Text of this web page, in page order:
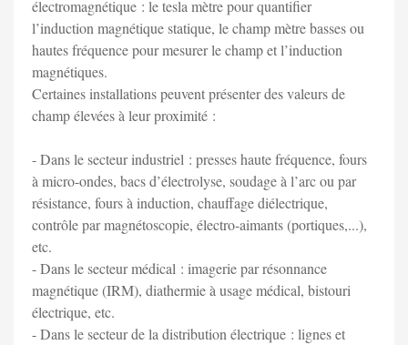
électromagnétique : le tesla mètre pour quantifier
l’induction magnétique statique, le champ mètre basses ou
hautes fréquence pour mesurer le champ et l’induction
magnétiques.
Certaines installations peuvent présenter des valeurs de
champ élevées à leur proximité :
- Dans le secteur industriel : presses haute fréquence, fours
à micro-ondes, bacs d’électrolyse, soudage à l’arc ou par
résistance, fours à induction, chauffage diélectrique,
contrôle par magnétoscopie, électro-aimants (portiques,...),
etc.
- Dans le secteur médical : imagerie par résonnance
magnétique (IRM), diathermie à usage médical, bistouri
électrique, etc.
- Dans le secteur de la distribution électrique : lignes et